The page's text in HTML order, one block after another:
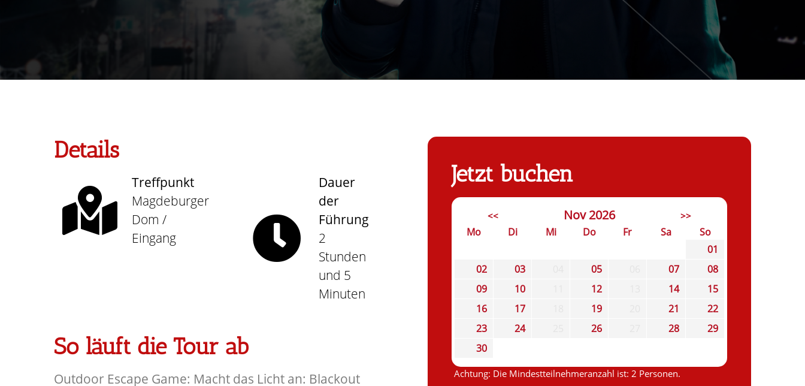
Details
Treffpunkt
Magdeburger
Dom /
Eingang
Dauer
der
Führung
2
Stunden
und 5
Minuten
So läuft die Tour ab
Outdoor Escape Game: Macht das Licht an: Blackout
Jetzt buchen
<< Nov 2026 >>
Mo Di Mi Do Fr Sa
So
01
02
03 05 07
08
09
10 12 14
15
16
17 19 21
22
23
24 26 28
29
30
Achtung: Die Mindestteilnehmeranzahl ist: 2 Personen.